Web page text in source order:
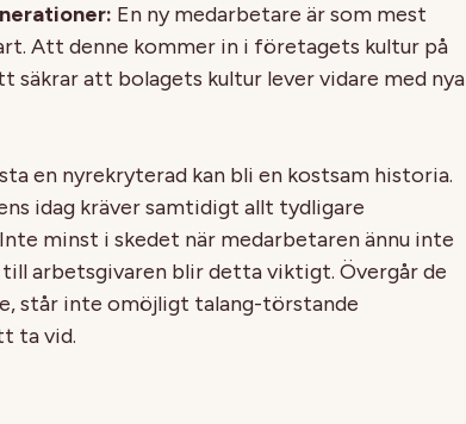
En ny medarbetare är som mest
Att denne kommer in i företagets kultur på
att bolagets kultur lever vidare med nya
en nyrekryterad kan bli en kostsam historia.
idag kräver samtidigt allt tydligare
minst i skedet när medarbetaren ännu inte
arbetsgivaren blir detta viktigt. Övergår de
står inte omöjligt talang-törstande
ta vid.